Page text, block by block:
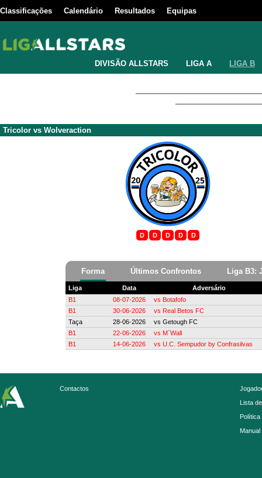
Classificações Calendário Resultados Equipas
DIVISÃO ALLSTARS LIGA A LIGA B
Tricolor vs Wolveraction
D D D D D
Forma Últimos Confrontos Liga B3:
Liga Data
Adversário
B1
08-07-2026 vs Botafofo
B1
30-06-2026 vs Real Betos FC
Taça
28-06-2026 vs Getough FC
B1
22-06-2026 vs M´Wall
B1
14-06-2026 vs U.C. Sempudor by Confrasilvas
Contactos
Lista
Política